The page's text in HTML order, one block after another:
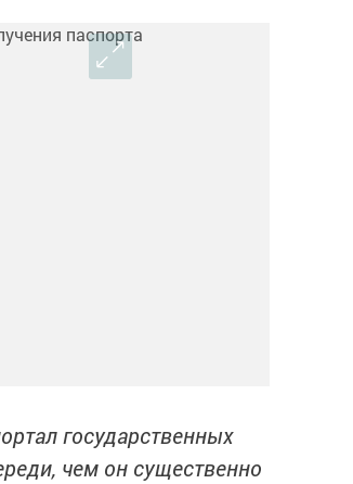
государственных
чем он существенно